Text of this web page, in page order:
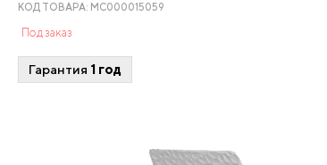
КОД ТОВАРА: МС000015059
Под заказ
Гарантия 1 год